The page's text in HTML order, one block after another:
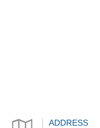
ADDRESS